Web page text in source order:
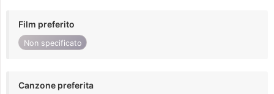
Film preferito
Non specificato
Canzone preferita